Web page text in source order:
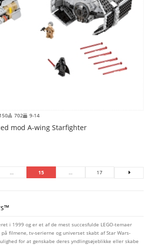
702 9-14
mod A-wing Starfighter
… 15 … 17
i 1999 og er et af de mest succesfulde LEGO-temaer
på filmene, tv-serierne og universet skabt af Star Wars-
for at genskabe deres yndlingsøjeblikke eller skabe